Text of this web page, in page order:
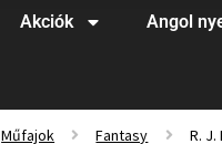
Akciók Angol
Műfajok Fantasy R.